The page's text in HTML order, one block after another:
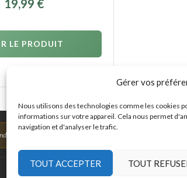
Gérer vos
Nous utilisons des technologies comme les cookies
informations sur votre appareil. Cela nous permet
navigation et d'analyser le trafic.
TOUT ACCEPTER TOUT
19,99 €
LE PRODUIT
requises.